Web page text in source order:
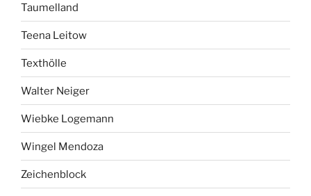
Taumelland
Teena Leitow
Texthölle
Walter Neiger
Wiebke Logemann
Wingel Mendoza
Zeichenblock